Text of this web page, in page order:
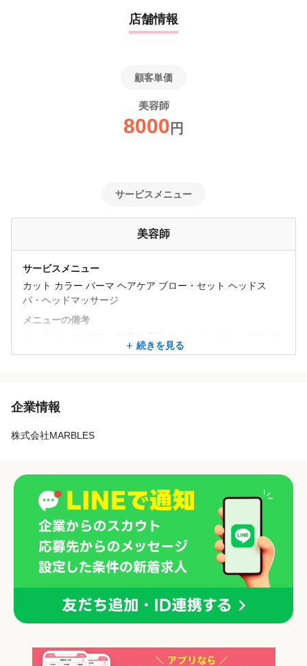
店舗情報
顧客単価
美容師
8000 円
サービスメニュー
美容師
サービスメニュー
カット カラー パーマ ヘアケア ブロー・セット ヘッドス
パ・ヘッドマッサージ
メニューの備考
髪質改善/ヘアセット/メイク/眉カット/ヘアドネーション
トンカラー・キャラデコ・ファイバープレックス・資生堂・
ケア商品を中心に、ヘアビューロンなど美容家電も扱ってい
続きを見る
企業情報
株式会社MARBLES